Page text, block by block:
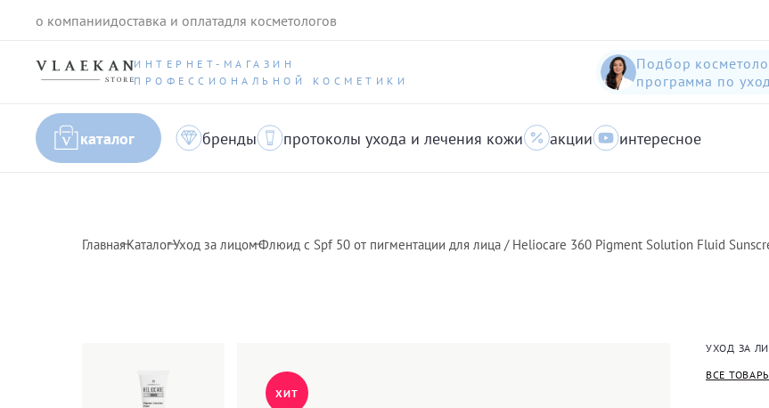
о компаниидоставка и оплатадля косметологов
ИНТЕРНЕТ-МАГАЗИН
ПРОФЕССИОНАЛЬНОЙ КОСМЕТИКИ
Подбор
программа по
каталог бренды протоколы ухода и лечения кожи акции интересное
ГлавнаяКаталогУход за лицомФлюид с Spf 50 от пигментации для лица / Heliocare 360 Pigment Solution Fluid
ХИТ
ХИТ
УХОД ЗА
ВСЕ